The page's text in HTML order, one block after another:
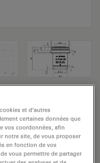
et d’autres
certaines données que
vos coordonnées, afin
notre site, de vous proposer
en fonction de vos
vous permettre de partager